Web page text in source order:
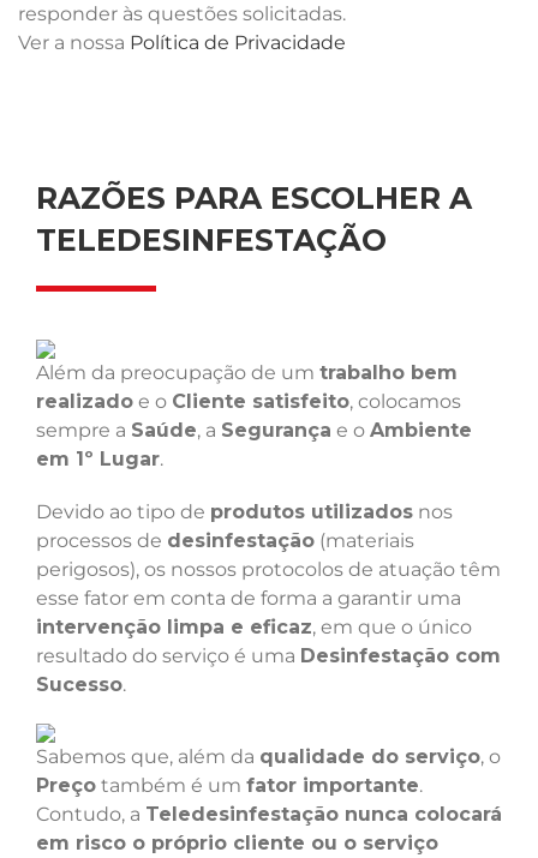
responder às questões solicitadas.
Ver a nossa Política de Privacidade
RAZÕES PARA ESCOLHER A
TELEDESINFESTAÇÃO
Além da preocupação de um trabalho bem
realizado e o Cliente satisfeito, colocamos
sempre a Saúde, a Segurança e o Ambiente
em 1º Lugar.
Devido ao tipo de produtos utilizados nos
processos de desinfestação (materiais
perigosos), os nossos protocolos de atuação têm
esse fator em conta de forma a garantir uma
intervenção limpa e eficaz, em que o único
resultado do serviço é uma Desinfestação com
Sucesso.
Sabemos que, além da qualidade do serviço, o
Preço também é um fator importante.
Contudo, a Teledesinfestação nunca colocará
em risco o próprio cliente ou o serviço